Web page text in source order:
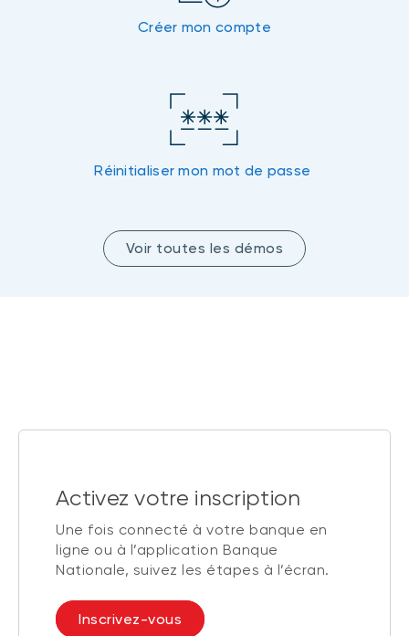
Créer mon compte
Réinitialiser mon mot de passe
Voir toutes les démos
Activez votre inscription
Une fois connecté à votre banque en
ligne ou à l’application Banque
Nationale, suivez les étapes à l’écran.
Inscrivez-vous